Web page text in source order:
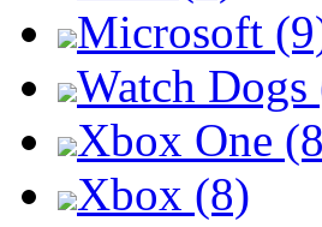
Microsoft
Watch Dogs
Xbox One
Xbox (8)